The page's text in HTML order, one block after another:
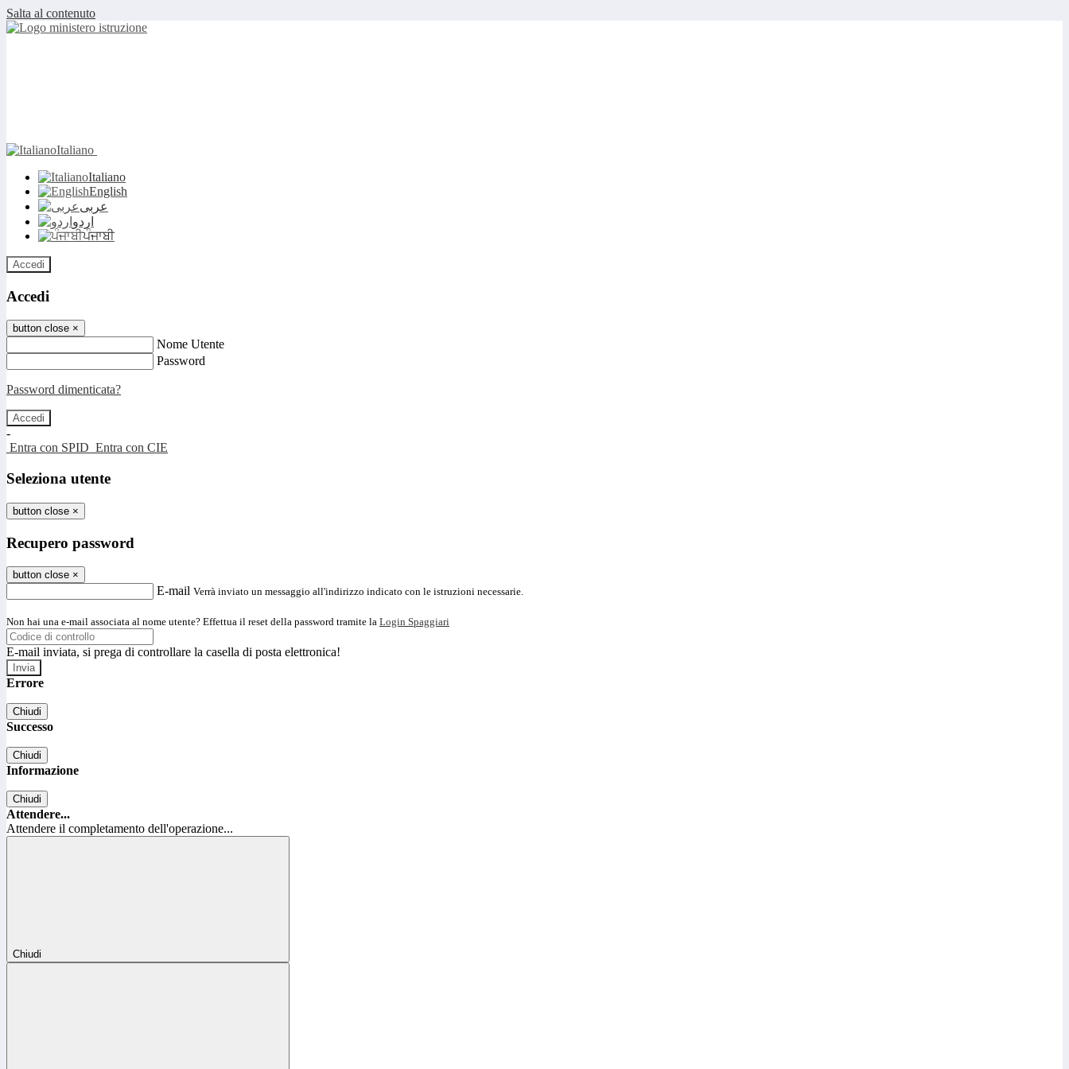
Salta al contenuto
Italiano
Italiano
English
عربى
اردو
ਪੰਜਾਬੀ
Accedi
Accedi
button close ×
Nome Utente
Password
Password dimenticata?
-
Entra con SPID Entra con CIE
Seleziona utente
button close ×
Recupero password
button close ×
E-mail Verrà inviato un messaggio all'indirizzo indicato con le istruzioni necessarie.
Non hai una e-mail associata al nome utente? Effettua il reset della password tramite la Login Spaggiari
E-mail inviata, si prega di controllare la casella di posta elettronica!
Errore
Chiudi
Successo
Chiudi
Informazione
Chiudi
Attendere...
Attendere il completamento dell'operazione...
Chiudi